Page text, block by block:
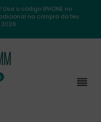
o código IPHONE no
na compra do teu
2026.
